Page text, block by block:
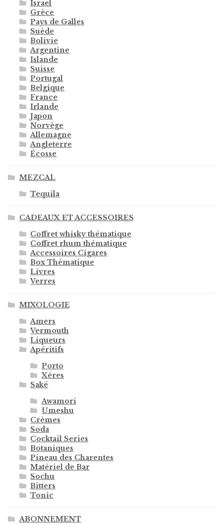
Israel
Grèce
Pays de Galles
Suède
Bolivie
Argentine
Islande
Suisse
Portugal
Belgique
France
Irlande
Japon
Norvège
Allemagne
Angleterre
Écosse
MEZCAL
Tequila
CADEAUX ET ACCESSOIRES
Coffret whisky thématique
Coffret rhum thématique
Accessoires Cigares
Box Thématique
Livres
Verres
MIXOLOGIE
Amers
Vermouth
Liqueurs
Apéritifs
Porto
Xéres
Saké
Awamori
Umeshu
Crèmes
Soda
Cocktail Series
Botaniques
Pineau des Charentes
Matériel de Bar
Sochu
Bitters
Tonic
ABONNEMENT